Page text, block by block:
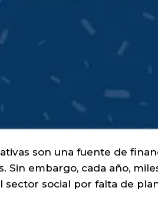
son una fuente de
Sin embargo, cada año,
social por falta de